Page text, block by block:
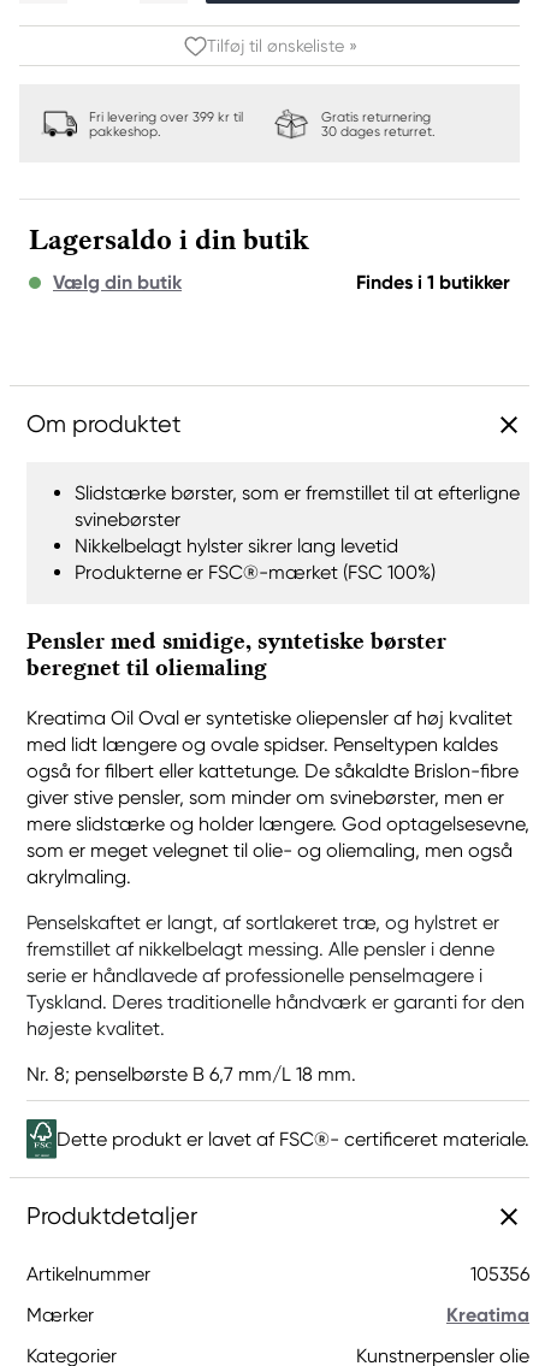
Tilføj til ønskeliste »
Fri levering over 399 kr til
pakkeshop.
Gratis returnering
30 dages returret.
Lagersaldo i din butik
Vælg din butik Findes i 1 butikker
Om produktet
Slidstærke børster, som er fremstillet til at efterligne
svinebørster
Nikkelbelagt hylster sikrer lang levetid
Produkterne er FSC®-mærket (FSC 100%)
Pensler med smidige, syntetiske børster
beregnet til oliemaling
Kreatima Oil Oval er syntetiske oliepensler af høj kvalitet
med lidt længere og ovale spidser. Penseltypen kaldes
også for filbert eller kattetunge. De såkaldte Brislon-fibre
giver stive pensler, som minder om svinebørster, men er
mere slidstærke og holder længere. God optagelsesevne,
som er meget velegnet til olie- og oliemaling, men også
akrylmaling.
Penselskaftet er langt, af sortlakeret træ, og hylstret er
fremstillet af nikkelbelagt messing. Alle pensler i denne
serie er håndlavede af professionelle penselmagere i
Tyskland. Deres traditionelle håndværk er garanti for den
højeste kvalitet.
Nr. 8; penselbørste B 6,7 mm/L 18 mm.
Dette produkt er lavet af FSC®- certificeret materiale.
Produktdetaljer
Artikelnummer
105356
Mærker
Kreatima
Kategorier
Kunstnerpensler olie